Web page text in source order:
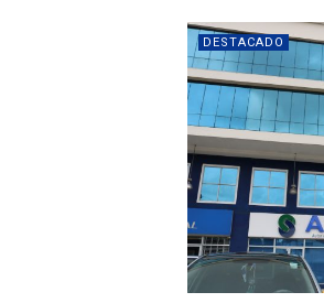
DESTACADO